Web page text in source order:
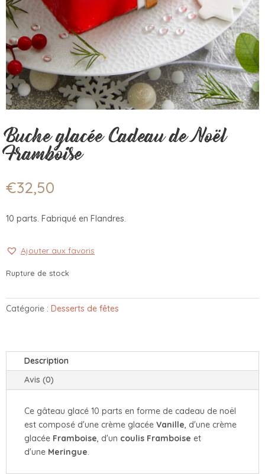
Buche glacée Cadeau de Noël
Framboise
€32,50
10 parts. Fabriqué en Flandres.
Ajouter aux favoris
Rupture de stock
Catégorie : Desserts de fêtes
Description
Avis (0)
Ce gâteau glacé 10 parts en forme de cadeau de noël
est composé d'une crème glacée Vanille, d'une crème
glacée Framboise, d'un coulis Framboise et
d'une Meringue.